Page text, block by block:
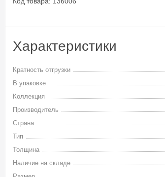
Характеристики
Кратность отгрузки
В упаковке
Коллекция
Производитель
Страна
Тип
Толщина
Наличие на складе